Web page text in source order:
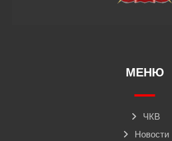
МЕНЮ
ЧКВ
Новости